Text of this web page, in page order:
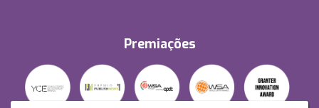
Premiações